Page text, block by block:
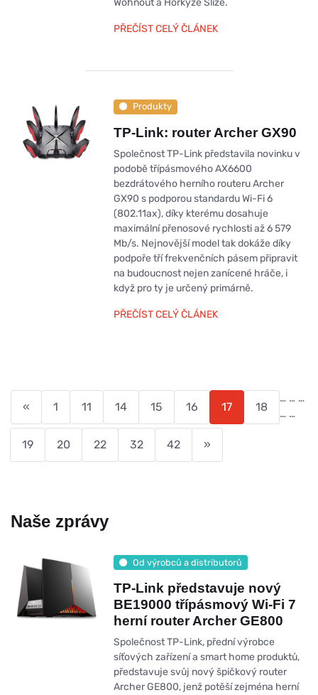
PŘEČÍST CELÝ ČLÁNEK
Produkty
TP-Link: router Archer GX90
Společnost TP-Link představila novinku v
podobě třípásmového AX6600
bezdrátového herního routeru Archer
GX90 s podporou standardu Wi-Fi 6
(802.11ax), díky kterému dosahuje
maximální přenosové rychlosti až 6 579
Mb/s. Nejnovější model tak dokáže díky
podpoře tří frekvenčních pásem připravit
na budoucnost nejen zanícené hráče, i
když pro ty je určený primárně.
PŘEČÍST CELÝ ČLÁNEK
« 1
…
11
…
14 15 16 17 18
19 20
…
22
…
32
…
42 »
Naše zprávy
Od výrobců a distributorů
TP-Link představuje nový
BE19000 třípásmový Wi-Fi 7
herní router Archer GE800
Společnost TP-Link, přední výrobce
síťových zařízení a smart home produktů,
představuje svůj nový špičkový router
Archer GE800, jenž potěší zejména herní